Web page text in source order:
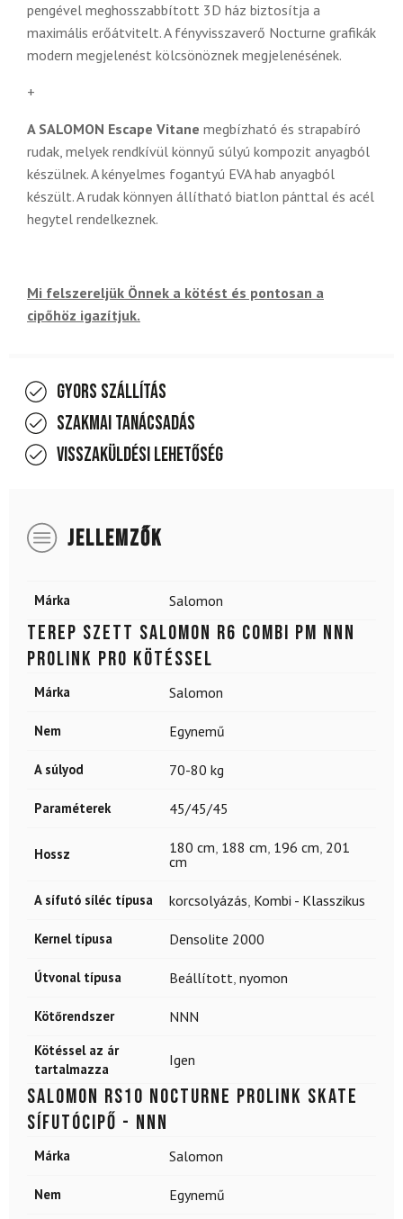
pengével meghosszabbított 3D ház biztosítja a
maximális erőátvitelt.A fényvisszaverő Nocturne grafikák
modern megjelenést kölcsönöznek megjelenésének.
+
A SALOMON Escape Vitane megbízható és strapabíró
rudak, melyek rendkívül könnyű súlyú kompozit anyagból
készülnek. A kényelmes fogantyú EVA hab anyagból
készült. A rudak könnyen állítható biatlon pánttal és acél
hegytel rendelkeznek.
Mi felszereljük Önnek a kötést és pontosan a
cipőhöz igazítjuk.
Gyors szállítás
Szakmai tanácsadás
Visszaküldési lehetőség
JELLEMZŐK
Márka Salomon
Terep szett SALOMON R6 Combi PM NNN
Prolink Pro kötéssel
Márka Salomon
Nem Egynemű
A súlyod 70-80 kg
Paraméterek 45/45/45
Hossz 180 cm, 188 cm, 196 cm, 201
cm
A sífutó síléc típusa korcsolyázás, Kombi - Klasszikus
Kernel típusa Densolite 2000
Útvonal típusa Beállított, nyomon
Kötőrendszer NNN
Kötéssel az ár
tartalmazza
Igen
SALOMON RS10 Nocturne Prolink skate
sífutócipő - NNN
Márka Salomon
Nem Egynemű